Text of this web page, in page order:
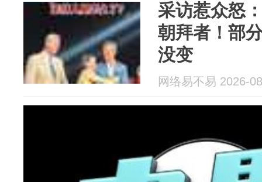
采访惹众怒
朝拜者！部
没变
网络易不易 2026-